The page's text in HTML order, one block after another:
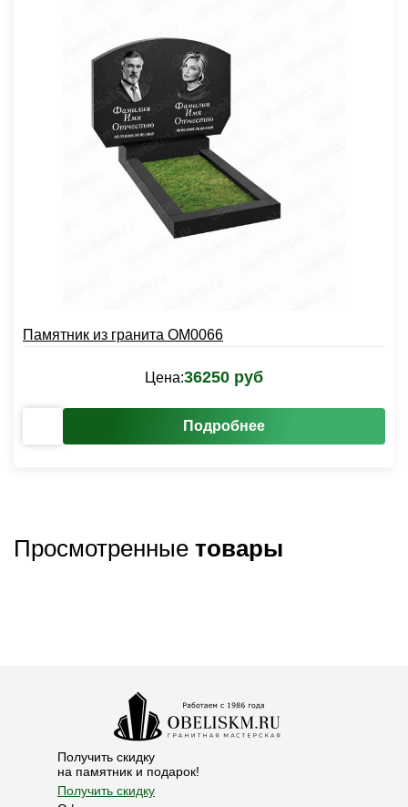
Памятник из гранита OM0066
Цена:36250 руб
Подробнее
Просмотренные товары
Получить скидку
на памятник и подарок!
Получить скидку